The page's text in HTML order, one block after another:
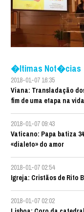
�ltimas Not�cias
2018-01-07 16:35
Viana: Transladação
fim de uma etapa na
2018-01-07 09:43
Vaticano: Papa batiza
«dialeto» do amor
2018-01-07 02:54
Igreja: Cristãos de Rito
2018-01-07 02:02